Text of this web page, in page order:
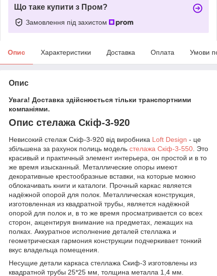
Що таке купити з Пром?
Замовлення під захистом
Опис Характеристики Доставка Оплата Умови
Опис
Увага! Доставка здійснюється тільки транспортними
компаніями.
Опис стелажа Скіф-3-920
Невисокий стелаж Скіф-3-920 від виробника Loft Design - це
збільшена за рахунок полиць модель стелажа Скіф-3-550. Это
красивый и практичный элемент интерьера, он простой и в то
же время изысканный. Металлические опоры имеют
декоративные крестообразные вставки, на которые можно
облокачивать книги и каталоги. Прочный каркас является
надёжной опорой для полок. Металлическая конструкция,
изготовленная из квадратной трубы, является надёжной
опорой для полок и, в то же время просматривается со всех
сторон, акцентируя внимание на предметах, лежащих на
полках. Аккуратное исполнение деталей стеллажа и
геометрическая гармония конструкции подчеркивает тонкий
вкус владельца помещения.
Несущие детали каркаса стеллажа Скиф-3 изготовлены из
квадратной трубы 25*25 мм, толщина металла 1,4 мм.